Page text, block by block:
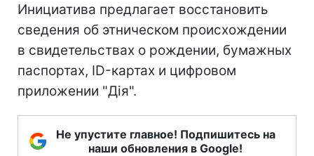
Инициатива предлагает восстановить
сведения об этническом происхождении
в свидетельствах о рождении, бумажных
паспортах, ID-картах и ​​цифровом
приложении "Дія".
Не упустите главное! Подпишитесь на
наши обновления в Google!